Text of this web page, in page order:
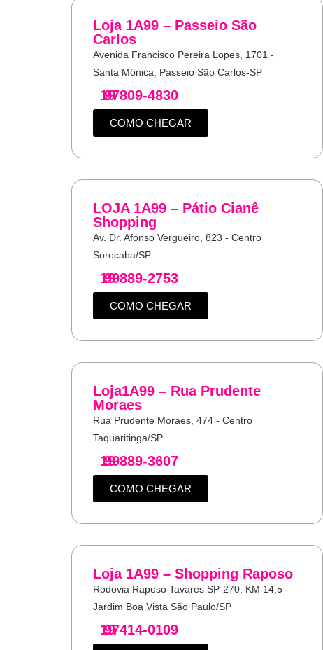
Loja 1A99 – Passeio São
Carlos
Avenida Francisco Pereira Lopes, 1701 -
Santa Mônica, Passeio São Carlos-SP
19
97809-4830
COMO CHEGAR
LOJA 1A99 – Pátio Cianê
Shopping
Av. Dr. Afonso Vergueiro, 823 - Centro
Sorocaba/SP
19
99889-2753
COMO CHEGAR
Loja1A99 – Rua Prudente
Moraes
Rua Prudente Moraes, 474 - Centro
Taquaritinga/SP
19
99889-3607
COMO CHEGAR
Loja 1A99 – Shopping Raposo
Rodovia Raposo Tavares SP-270, KM 14,5 -
Jardim Boa Vista São Paulo/SP
19
97414-0109